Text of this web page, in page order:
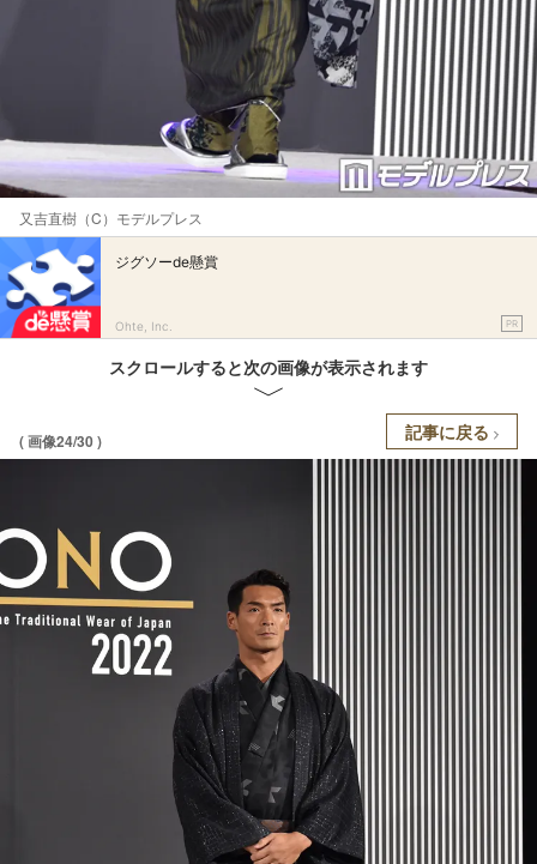
又吉直樹（C）モデルプレス
ジグソーde懸賞
Ohte, Inc. PR
スクロールすると次の画像が表示されます
( 画像24/30 ) 記事に戻る